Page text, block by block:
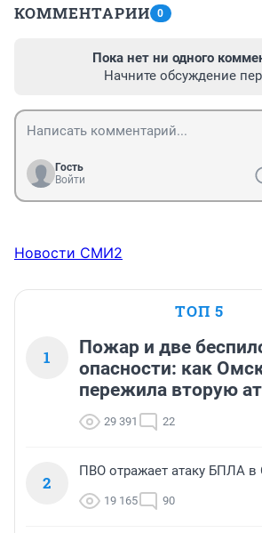
КОММЕНТАРИИ 0
Пока нет ни одного
Начните обсуждение
Гость
Войти
Новости СМИ2
ТОП 5
1
Пожар и две
опасности: как
пережила вторую
29 391 22
2
ПВО отражает атаку БПЛА в
19 165 90